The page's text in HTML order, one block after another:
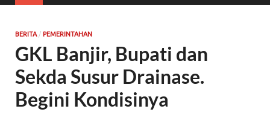
BERITA/ PEMERINTAHAN
GKL Banjir, Bupati dan
Sekda Susur Drainase.
Begini Kondisinya